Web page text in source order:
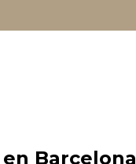
Barcelona